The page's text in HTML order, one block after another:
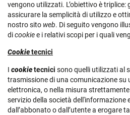
vengono utilizzati. L’obiettivo è triplice:
assicurare la semplicità di utilizzo e
nostro sito web. Di seguito vengono
dicookiee i relativi scopi per i quali
Cookietecnici
I cookietecnici sono quelli utilizzati al
trasmissione di una comunicazione su
elettronica, o nella misura
servizio della società dell'informazione
dall’abbonato o dall’utente a erogare